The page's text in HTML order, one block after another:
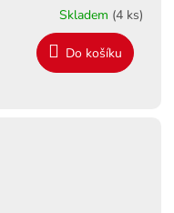
Skladem (4 ks)
Do košíku